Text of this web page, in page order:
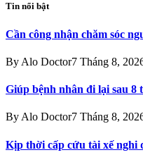
Tin nổi bật
Cần công nhận chăm sóc
By Alo Doctor7 Tháng 8,
Giúp bệnh nhân đi lại sau 8
ByAlo Doctor7 Tháng 8,
Kịp thời cấp cứu tài xế nghi